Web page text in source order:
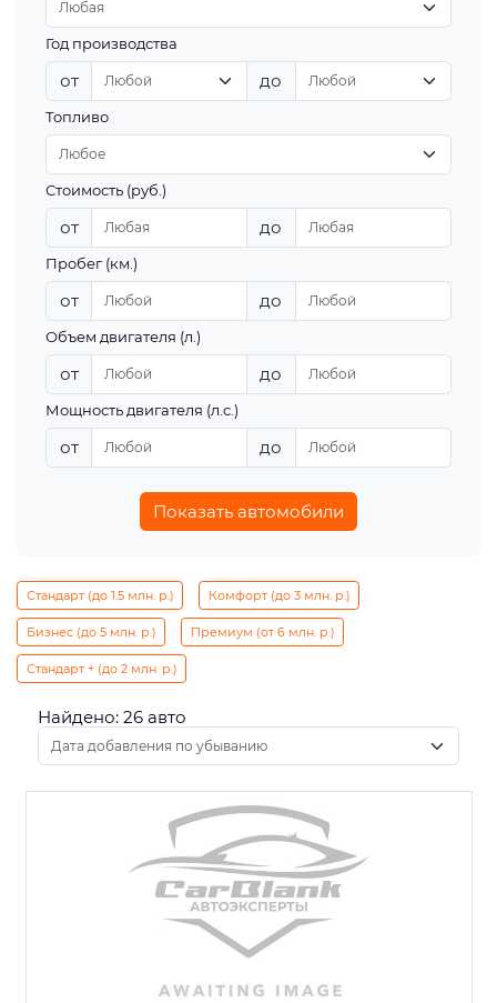
Год производства
от до
Топливо
Стоимость (руб.)
от до
Пробег (км.)
от до
Объем двигателя (л.)
от до
Мощность двигателя (л.с.)
от до
Показать автомобили
Стандарт (до 1.5 млн. р.) Комфорт (до 3 млн. р.)
Бизнес (до 5 млн. р.) Премиум (от 6 млн. р.)
Стандарт + (до 2 млн. р.)
Найдено: 26 авто